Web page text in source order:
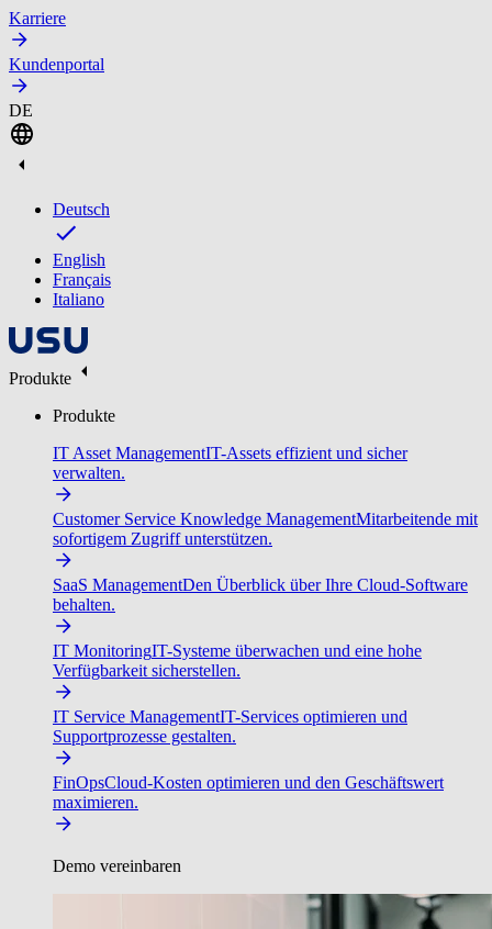
Karriere
Kundenportal
DE
Deutsch
English
Français
Italiano
Produkte
Produkte
IT Asset ManagementIT-Assets effizient und sicher
verwalten.
Customer Service Knowledge ManagementMitarbeitende mit
sofortigem Zugriff unterstützen.
SaaS ManagementDen Überblick über Ihre Cloud-Software
behalten.
IT MonitoringIT-Systeme überwachen und eine hohe
Verfügbarkeit sicherstellen.
IT Service ManagementIT-Services optimieren und
Supportprozesse gestalten.
FinOpsCloud-Kosten optimieren und den Geschäftswert
maximieren.
Demo vereinbaren